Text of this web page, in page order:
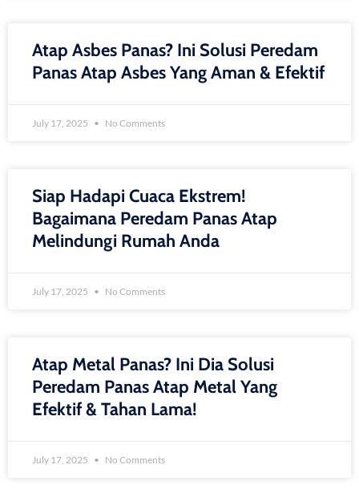
Atap Asbes Panas? Ini Solusi Peredam
Panas Atap Asbes Yang Aman & Efektif
July 17, 2025 No Comments
Siap Hadapi Cuaca Ekstrem!
Bagaimana Peredam Panas Atap
Melindungi Rumah Anda
July 17, 2025 No Comments
Atap Metal Panas? Ini Dia Solusi
Peredam Panas Atap Metal Yang
Efektif & Tahan Lama!
July 17, 2025 No Comments